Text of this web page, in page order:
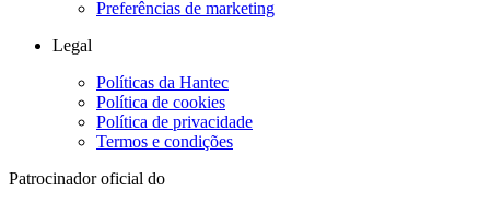
Preferências de marketing
Legal
Políticas da Hantec
Política de cookies
Política de privacidade
Termos e condições
Patrocinador oficial do